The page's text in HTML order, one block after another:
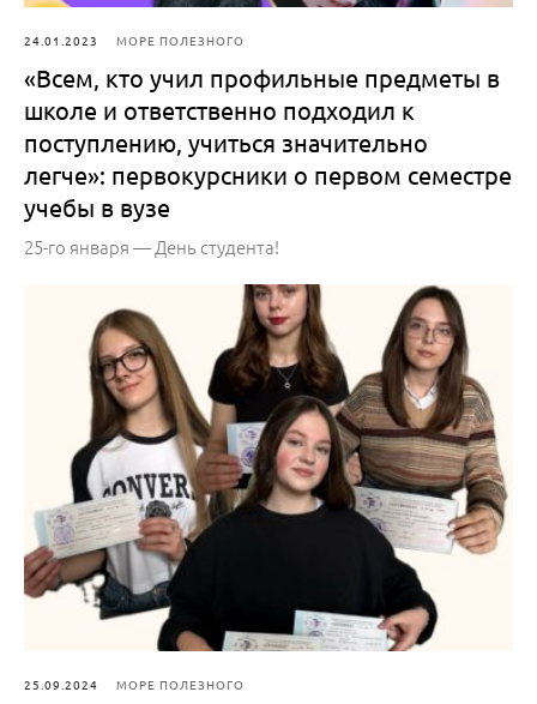
24.01.2023 МОРЕ ПОЛЕЗНОГО
«Всем, кто учил профильные предметы в
школе и ответственно подходил к
поступлению, учиться значительно
легче»: первокурсники о первом семестре
учебы в вузе
25-го января — День студента!
25.09.2024 МОРЕ ПОЛЕЗНОГО